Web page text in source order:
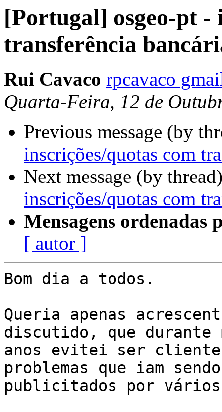
[Portugal] osgeo-pt -
transferência
Rui Cavaco rpcavaco
Quarta-Feira, 12 de
Previous message (by
inscrições/quotas com
Next message (by
inscrições/quotas com
Mensagens ordenadas
[ autor ]
Bom dia a todos.
Queria apenas
discutido, que durante
anos evitei ser cliente
problemas que iam sendo
publicitados por